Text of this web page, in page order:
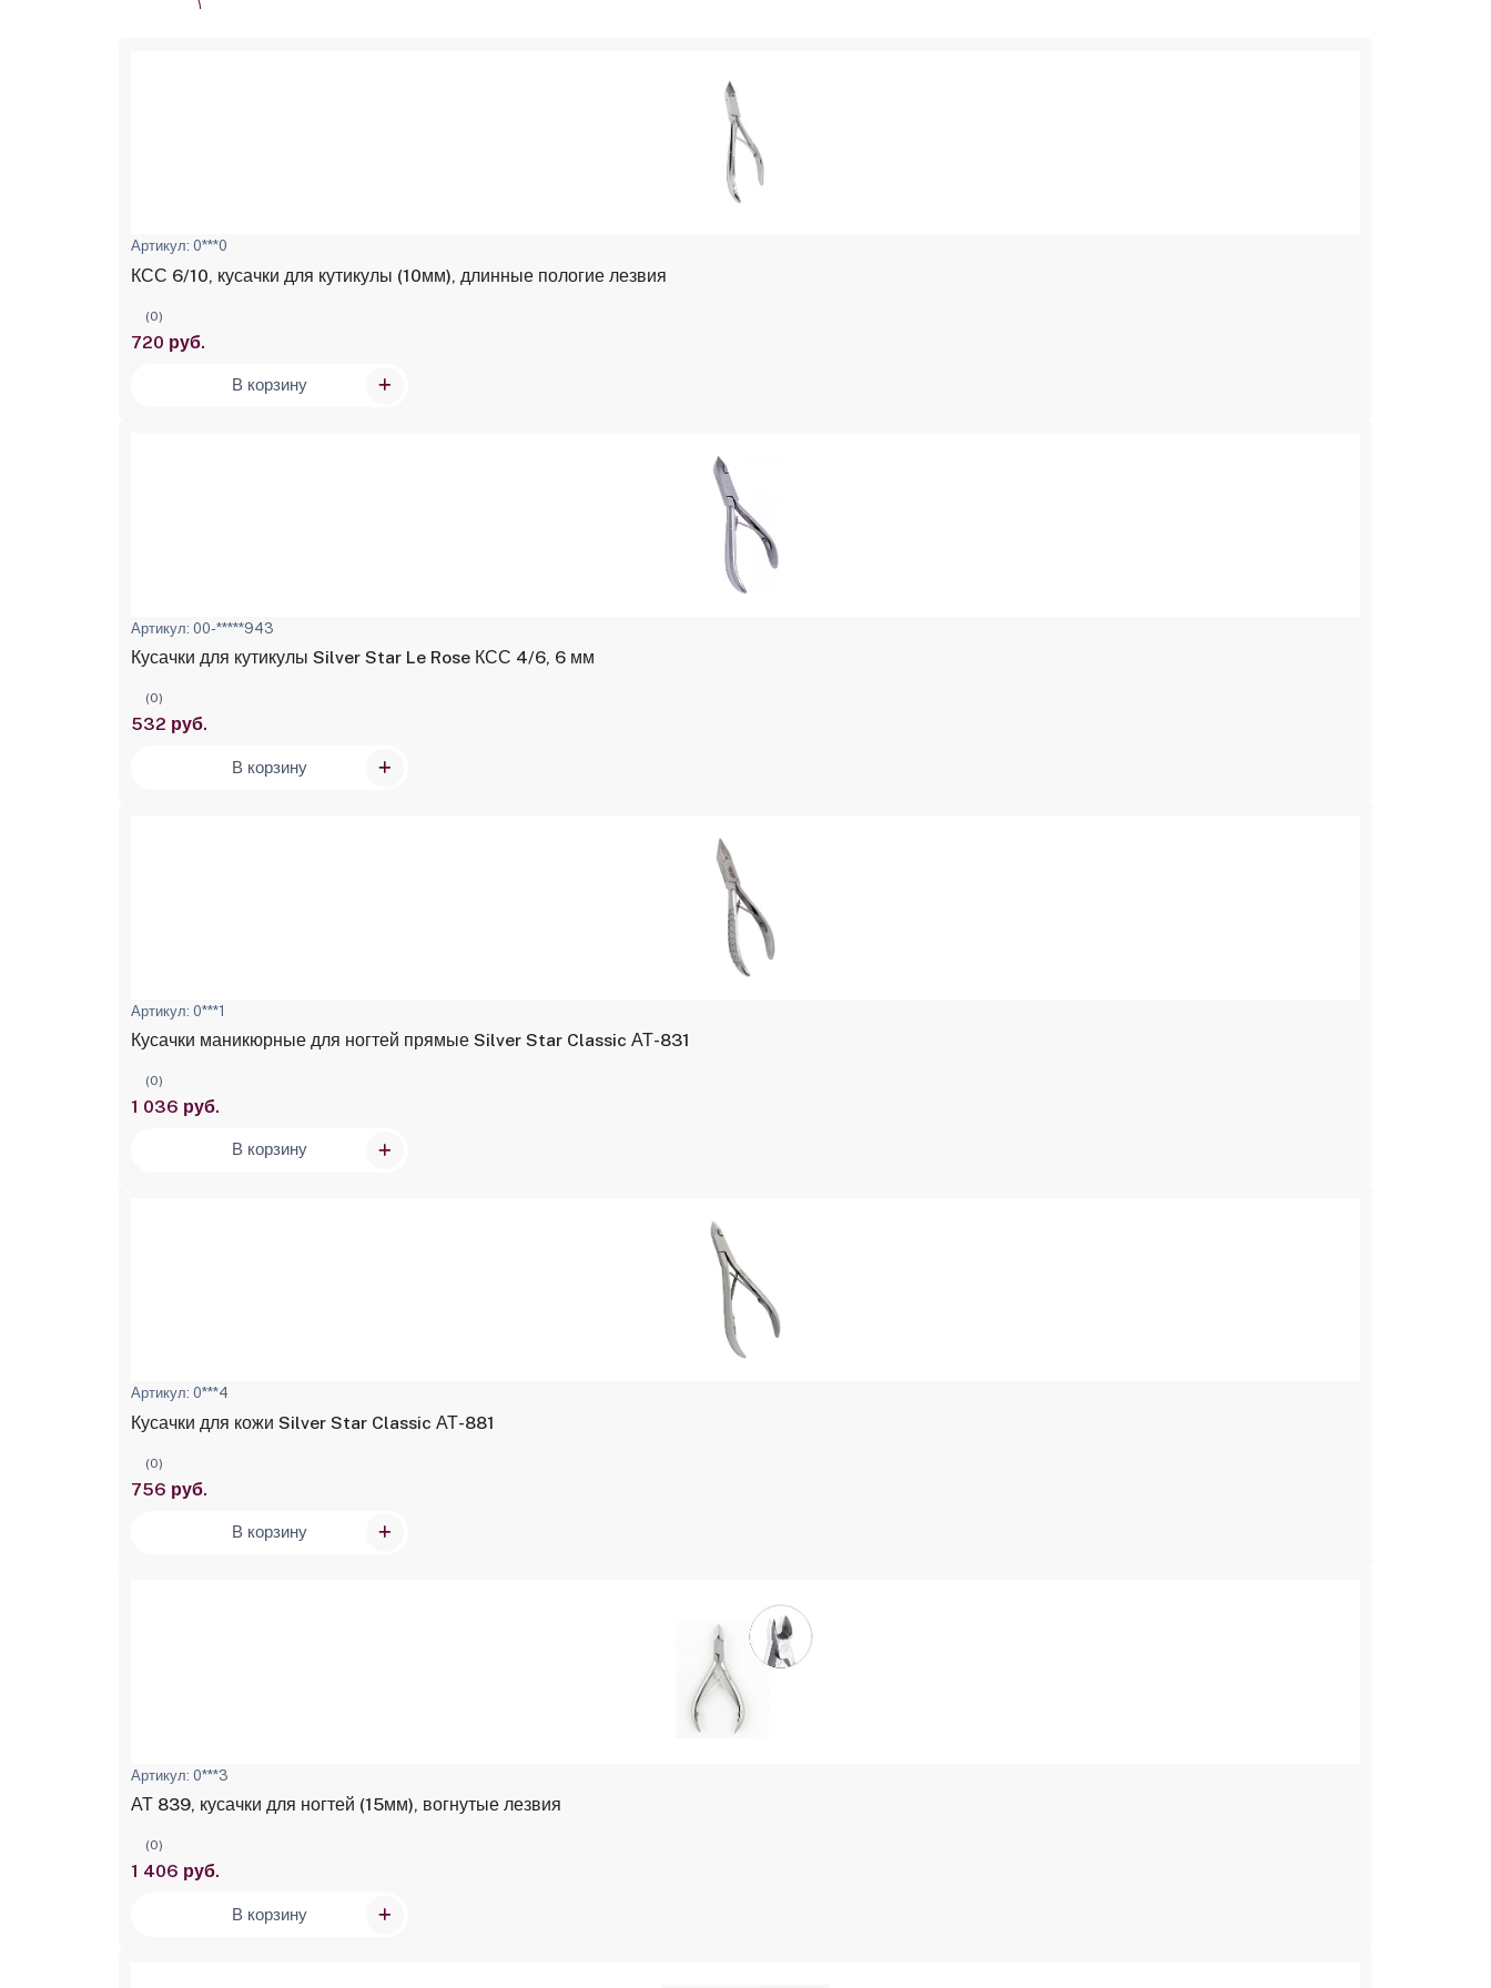
Артикул: 0***0
КСС 6/10, кусачки для кутикулы (10мм), длинные пологие лезвия
(0)
720 руб.
В корзину
Артикул: 00-*****943
Кусачки для кутикулы Silver Star Le Rose КСС 4/6, 6 мм
(0)
532 руб.
В корзину
Артикул: 0***1
Кусачки маникюрные для ногтей прямые Silver Star Classic АТ-831
(0)
1 036 руб.
В корзину
Артикул: 0***4
Кусачки для кожи Silver Star Classic АТ-881
(0)
756 руб.
В корзину
Артикул: 0***3
АТ 839, кусачки для ногтей (15мм), вогнутые лезвия
(0)
1 406 руб.
В корзину